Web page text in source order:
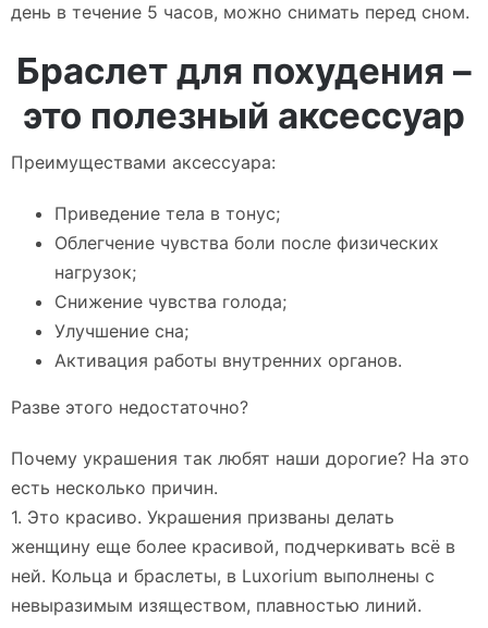
день в течение 5 часов, можно снимать перед сном.
Браслет для похудения –
это полезный аксессуар
Преимуществами аксессуара:
Приведение тела в тонус;
Облегчение чувства боли после физических
нагрузок;
Снижение чувства голода;
Улучшение сна;
Активация работы внутренних органов.
Разве этого недостаточно?
Почему украшения так любят наши дорогие? На это
есть несколько причин.
1. Это красиво. Украшения призваны делать
женщину еще более красивой, подчеркивать всё в
ней. Кольца и браслеты, в Luxorium выполнены с
невыразимым изяществом, плавностью линий.